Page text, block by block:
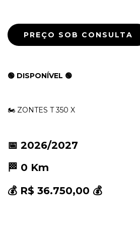
🟢 DISPONÍVEL 🟢
🏍 ZONTES T 350 X
📅 2026/2027
🏁 0 Km
💰 R$ 36.750,00 💰